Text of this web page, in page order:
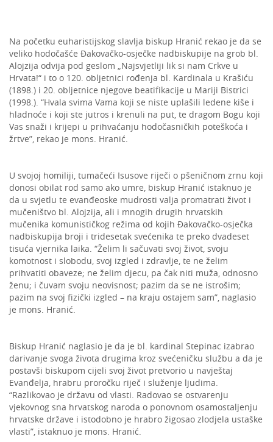
Na početku euharistijskog slavlja biskup Hranić rekao je da se
veliko hodočašće Đakovačko-osječke nadbiskupije na grob bl.
Alojzija odvija pod geslom „Najsvjetliji lik si nam Crkve u
Hrvata!“ i to o 120. obljetnici rođenja bl. Kardinala u Krašiću
(1898.) i 20. obljetnice njegove beatifikacije u Mariji Bistrici
(1998.). “Hvala svima Vama koji se niste uplašili ledene kiše i
hladnoće i koji ste jutros i krenuli na put, te dragom Bogu koji
Vas snaži i krijepi u prihvaćanju hodočasničkih poteškoća i
žrtve”, rekao je mons. Hranić.
U svojoj homiliji, tumačeći Isusove riječi o pšeničnom zrnu koji
donosi obilat rod samo ako umre, biskup Hranić istaknuo je
da u svjetlu te evanđeoske mudrosti valja promatrati život i
mučeništvo bl. Alojzija, ali i mnogih drugih hrvatskih
mučenika komunističkog režima od kojih Đakovačko-osječka
nadbiskupija broji i tridesetak svećenika te preko dvadeset
tisuća vjernika laika. “Želim li sačuvati svoj život, svoju
komotnost i slobodu, svoj izgled i zdravlje, te ne želim
prihvatiti obaveze; ne želim djecu, pa čak niti muža, odnosno
ženu; i čuvam svoju neovisnost; pazim da se ne istrošim;
pazim na svoj fizički izgled – na kraju ostajem sam”, naglasio
je mons. Hranić.
Biskup Hranić naglasio je da je bl. kardinal Stepinac izabrao
darivanje svoga života drugima kroz svećeničku službu a da je
postavši biskupom cijeli svoj život pretvorio u navještaj
Evanđelja, hrabru proročku riječ i služenje ljudima.
“Razlikovao je državu od vlasti. Radovao se ostvarenju
vjekovnog sna hrvatskog naroda o ponovnom osamostaljenju
hrvatske države i istodobno je hrabro žigosao zlodjela ustaške
vlasti”, istaknuo je mons. Hranić.